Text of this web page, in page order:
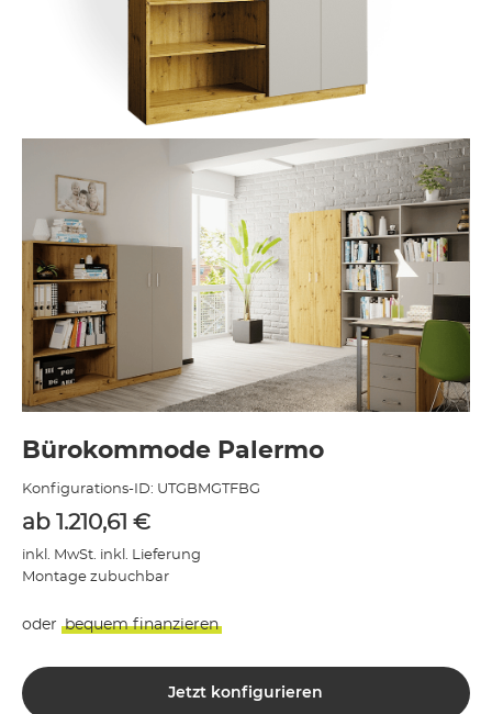
Bürokommode Palermo
Konfigurations-ID: UTGBMGTFBG
ab 1.210,61 €
inkl. MwSt. inkl. Lieferung
Montage zubuchbar
oder bequem finanzieren
Jetzt konfigurieren